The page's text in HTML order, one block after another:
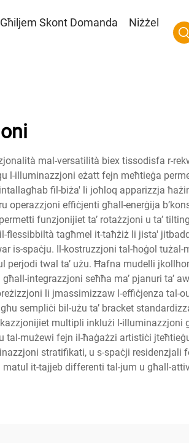
Għiljem Skont Domanda
Niżżel
mal-versatilità biex tissodisfa r-
l-illuminazzjoni eżatt fejn meħtieġa
fil-biża' li joħloq apparizzja
effiċjenti għall-enerġija
funzjonijiet ta’ rotażzjoni u ta’
tagħmel it-taħżiż li jista'
is-spaċju. Il-kostruzzjoni tal-ħoġol tużal-
twal ta’ użu. Ħafna mudelli
integrazzjoni seħħa ma’ pjanuri ta’
li jmassimizzaw l-effiċjenza tal-
sempliċi bil-użu ta’ bracket
multipli inklużi l-illuminazzjoni
tal-mużewi fejn il-ħaġażzi artistiċi
stratifikati, u s-spaċji residenzjali
it-tajjeb differenti tal-jum u għall-